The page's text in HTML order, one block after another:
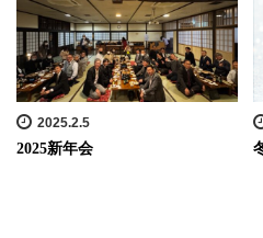
2025.2.5
2025新年会